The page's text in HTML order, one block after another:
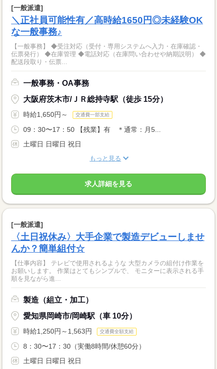
[一般派遣]
＼正社員可能性有／高時給1650円◎未経験OK
な一般事務♪
【一般事務】 ◆受注対応（受付・専用システムへ入力・在庫確認・
伝票発行） ◆在庫管理 ◆電話対応（在庫問い合わせや納期説明） ◆
配送段取り・伝票...
一般事務・OA事務
大阪府茨木市/ＪＲ総持寺駅（徒歩 15分）
時給1,650円～ 交通費一部支給
09：30〜17：50 【残業】有 ＊通常：月5...
土曜日 日曜日 祝日
もっと見る
求人詳細を見る
[一般派遣]
〈土日祝休み〉大手企業で製造デビューしませ
んか？簡単組付☆
【仕事内容】 テレビで使用されるような 大型カメラの組付け作業を
お願いします。 作業はとてもシンプルで、 モニターに表示される手
順を見ながら進...
製造（組立・加工）
愛知県岡崎市/岡崎駅（車 10分）
時給1,250円～1,563円 交通費全額支給
8：30〜17：30（実働8時間/休憩60分）
土曜日 日曜日 祝日